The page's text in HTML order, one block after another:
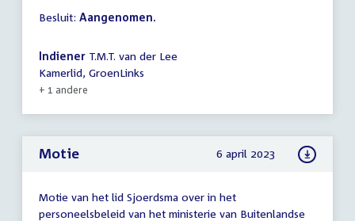
Besluit: Aangenomen.
Indiener T.M.T. van der Lee
Kamerlid, GroenLinks
+ 1 andere
Motie 6 april 2023
Motie van het lid Sjoerdsma over in het
personeelsbeleid van het ministerie van Buitenlandse